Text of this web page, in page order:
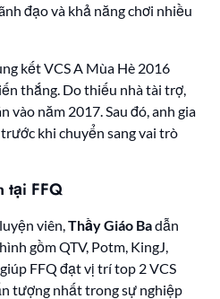
đạo và khả năng chơi nhiều
kết VCS A Mùa Hè 2016
thắng. Do thiếu nhà tài trợ,
vào năm 2017. Sau đó, anh gia
khi chuyển sang vai trò
tại FFQ
viên,Thầy Giáo Badẫn
gồm QTV, Potm, KingJ,
FFQ đạt vị trí top 2 VCS
tượng nhất trong sự nghiệp